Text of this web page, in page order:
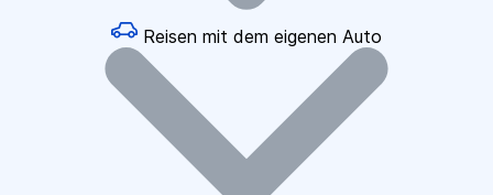
Reisen mit dem eigenen Auto